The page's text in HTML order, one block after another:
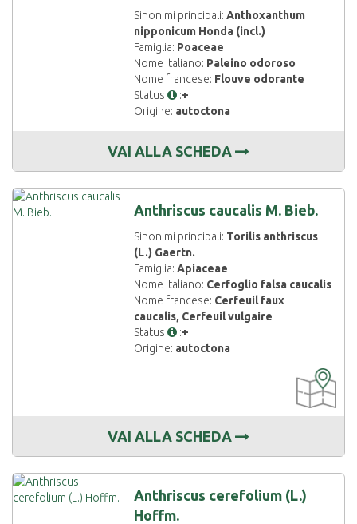
Sinonimi principali:Anthoxanthum
nipponicum Honda (incl.)
Famiglia: Poaceae
Nome italiano: Paleino odoroso
Nome francese: Flouve odorante
Status
:+
Origine: autoctona
VAI ALLA SCHEDA
Anthriscus caucalis M. Bieb.
Sinonimi principali: Torilis anthriscus
(L.) Gaertn.
Famiglia:Apiaceae
Nome italiano: Cerfoglio falsa caucalis
Nome francese: Cerfeuil faux
caucalis, Cerfeuil vulgaire
Status
:+
Origine: autoctona
DISPONIBILE
VAI ALLA SCHEDA
Anthriscus cerefolium (L.)
Hoffm.